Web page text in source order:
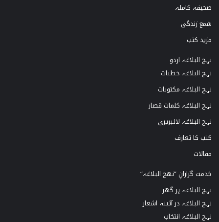
صحیفہ کاملہ
شمع زندگی
مزید کتب
نہج البلاغہ اردو
نہج البلاغہ خطبات
نہج البلاغہ مکتوبات
نہج البلاغہ کلمات قصار
نہج البلاغہ لائبریری
کتب کا تعارف
مقالات
خدمت گزارانِ ”نھج البلاغہ“
نہج البلاغہ ہر گھر
نہج البلاغہ در آئینہ اشعار
نہج البلاغہ انتخاب